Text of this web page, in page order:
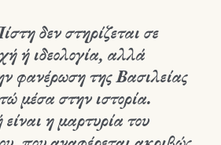
δεν στηρίζεται σε
ή ιδεολογία, αλλά
φανέρωση της Βασιλείας
μέσα στην ιστορία.
η μαρτυρία του